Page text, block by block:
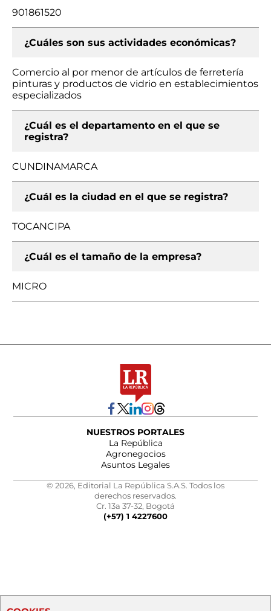
901861520
¿Cuáles son sus actividades económicas?
Comercio al por menor de artículos de ferretería
pinturas y productos de vidrio en establecimientos
especializados
¿Cuál es el departamento en el que se
registra?
CUNDINAMARCA
¿Cuál es la ciudad en el que se registra?
TOCANCIPA
¿Cuál es el tamaño de la empresa?
MICRO
NUESTROS PORTALES
La República
Agronegocios
Asuntos Legales
© 2026, Editorial La República S.A.S. Todos los
derechos reservados.
Cr. 13a 37-32, Bogotá
(+57) 1 4227600